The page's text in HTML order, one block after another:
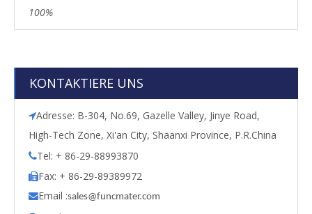
100%
KONTAKTIERE UNS
Adresse: B-304, No.69, Gazelle Valley, Jinye Road,
High-Tech Zone, Xi'an City, Shaanxi Province, P.R.China
Tel: + 86-29-88993870
Fax: + 86-29-89389972
Email :sales@funcmater.com